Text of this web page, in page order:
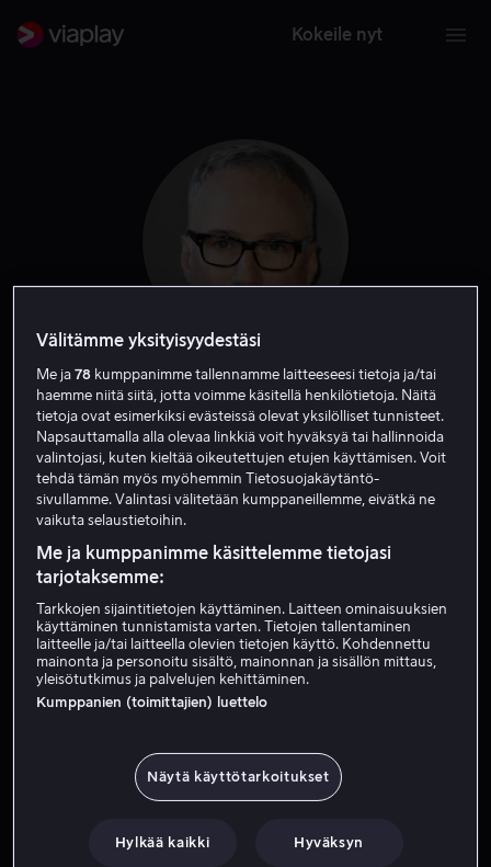
Kokeile nyt
David Fincher
Tuotannonjohtaja Ohjaaja
Alk. 3,99 € Ale
Välitämme yksityisyydestäsi
Me ja78 kumppanimme tallennamme laitteeseesi tietoja ja/tai
haemme niitä siitä, jotta voimme käsitellä henkilötietoja. Näitä
tietoja ovat esimerkiksi evästeissä olevat yksilölliset tunnisteet.
Napsauttamalla alla olevaa linkkiä voit hyväksyä tai hallinnoida
valintojasi, kuten kieltää oikeutettujen etujen käyttämisen. Voit
tehdä tämän myös myöhemmin Tietosuojakäytäntö-
sivullamme. Valintasi välitetään kumppaneillemme, eivätkä ne
vaikuta selaustietoihin.
Me ja kumppanimme käsittelemme tietojasi
tarjotaksemme:
Tarkkojen sijaintitietojen käyttäminen. Laitteen ominaisuuksien
käyttäminen tunnistamista varten. Tietojen tallentaminen
laitteelle ja/tai laitteella olevien tietojen käyttö. Kohdennettu
mainonta ja personoitu sisältö, mainonnan ja sisällön mittaus,
yleisötutkimus ja palvelujen kehittäminen.
Kumppanien (toimittajien) luettelo
Näytä käyttötarkoitukset
Hylkää kaikki Hyväksyn